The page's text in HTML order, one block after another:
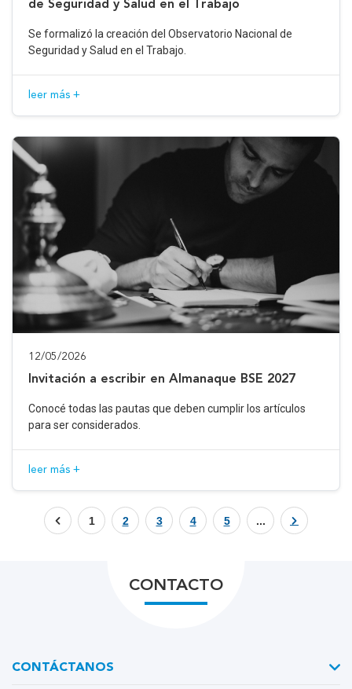
de Seguridad y Salud en el Trabajo
Se formalizó la creación del Observatorio Nacional de
Seguridad y Salud en el Trabajo.
leer más +
12/05/2026
Invitación a escribir en Almanaque BSE 2027
Conocé todas las pautas que deben cumplir los artículos
para ser considerados.
leer más +
1 2 3 4 5 ...
CONTACTO
CONTÁCTANOS